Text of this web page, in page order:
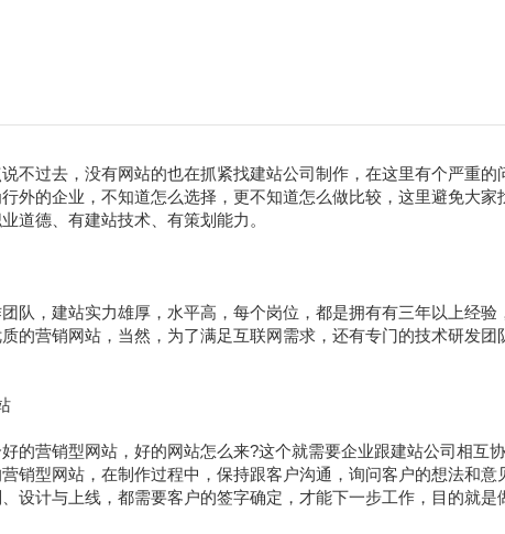
不过去，没有网站的也在抓紧找建站公司制作，在这里有个严重
外的企业，不知道怎么选择，更不知道怎么做比较，这里避免大
道德、有建站技术、有策划能力。
，建站实力雄厚，水平高，每个岗位，都是拥有有三年以上经验
的营销网站，当然，为了满足互联网需求，还有专门的技术研发
营销型网站，好的网站怎么来?这个就需要企业跟建站公司相互
销型网站，在制作过程中，保持跟客户沟通，询问客户的想法和
设计与上线，都需要客户的签字确定，才能下一步工作，目的就是